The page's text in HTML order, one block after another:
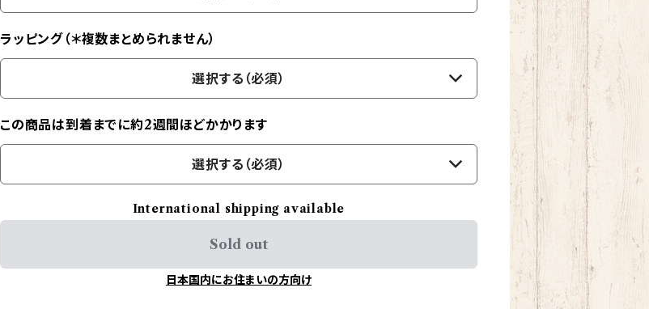
ラッピング（＊複数まとめられません）
選択する（必須）
この商品は到着までに約2週間ほどかかります
選択する（必須）
International shipping available
Sold out
日本国内にお住まいの方向け